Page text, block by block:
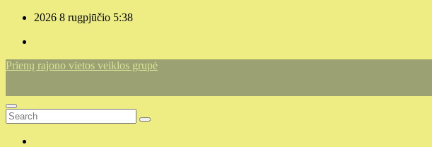
Skip
content
2026 8 rugpjūčio 5:38
Prienų rajono vietos veiklos grupė